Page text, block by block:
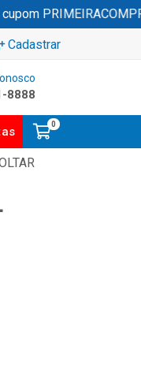
PRIMEIRACOMPRA
Cadastrar
8888
0